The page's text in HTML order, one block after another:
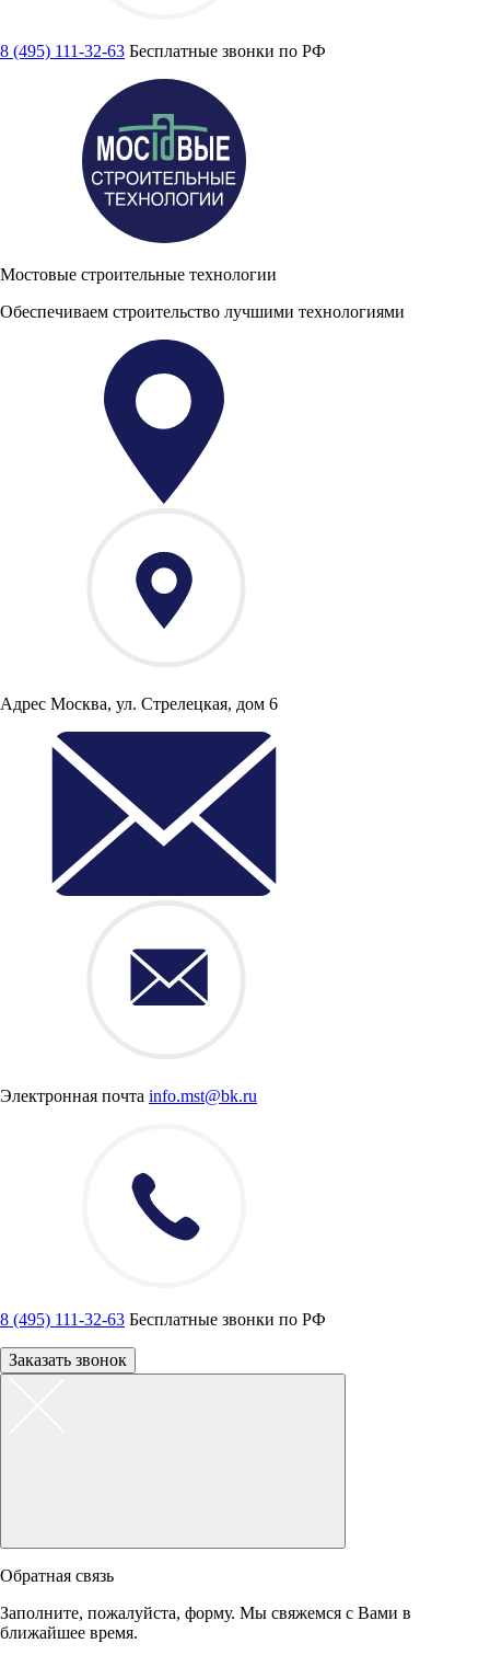
8 (495) 111-32-63 Бесплатные звонки по РФ
Мостовые строительные технологии
Обеспечиваем строительство лучшими технологиями
Адрес Москва, ул. Стрелецкая, дом 6
Электронная почта info.mst@bk.ru
8 (495) 111-32-63 Бесплатные звонки по РФ
Заказать звонок
Обратная связь
Заполните, пожалуйста, форму. Мы свяжемся с Вами в
ближайшее время.